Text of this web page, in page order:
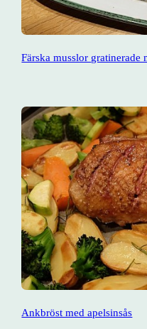
Färska musslor
Ankbröst med apelsinsås